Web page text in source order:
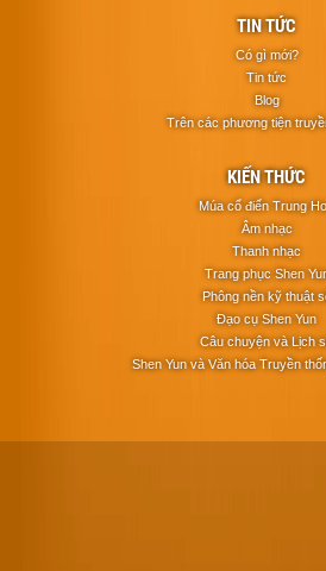
TIN TỨC
Có gì mới?
Tin tức
Blog
Trên các phương tiện
KIẾN THỨC
Múa cổ điển Trung
Âm nhạc
Thanh nhạc
Trang phục Shen
Phông nền kỹ thuật
Đạo cụ Shen Yun
Câu chuyện và Lịch
Shen Yun và Văn hóa Truyền